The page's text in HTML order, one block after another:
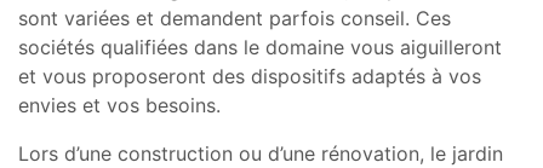
sont variées et demandent parfois conseil. Ces
sociétés qualifiées dans le domaine vous aiguilleront
et vous proposeront des dispositifs adaptés à vos
envies et vos besoins.
Lors d’une construction ou d’une rénovation, le jardin